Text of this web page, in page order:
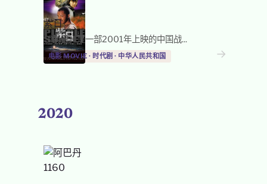
紫日
《紫日》是一部2001年上映的中国战...
电影 MOVIE · 时代剧 · 中华人民共和国 →
2020